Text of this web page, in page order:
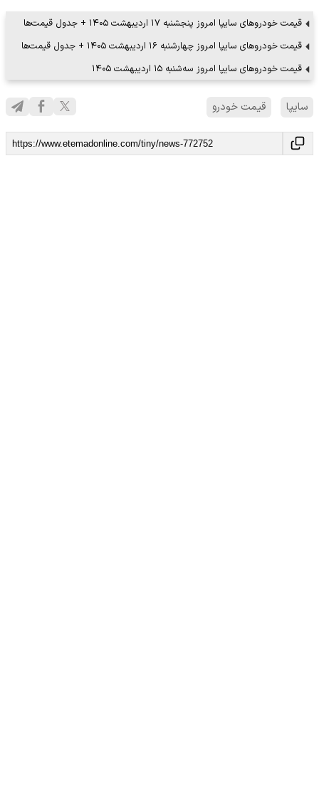
قیمت خودرو‌های سایپا امروز پنجشنبه ۱۷ اردیبهشت ۱۴۰۵ + جدول قیمت‌ها
قیمت خودرو‌های سایپا امروز چهارشنبه ۱۶ اردیبهشت ۱۴۰۵ + جدول قیمت‌ها
قیمت خودرو‌های سایپا امروز سه‌شنبه ۱۵ اردیبهشت ۱۴۰۵
سایپا قیمت خودرو